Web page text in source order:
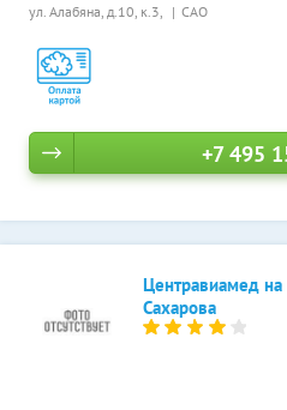
ул. Алабяна, д.10, к.3, САО
+7 495
Центравиамед
Сахарова